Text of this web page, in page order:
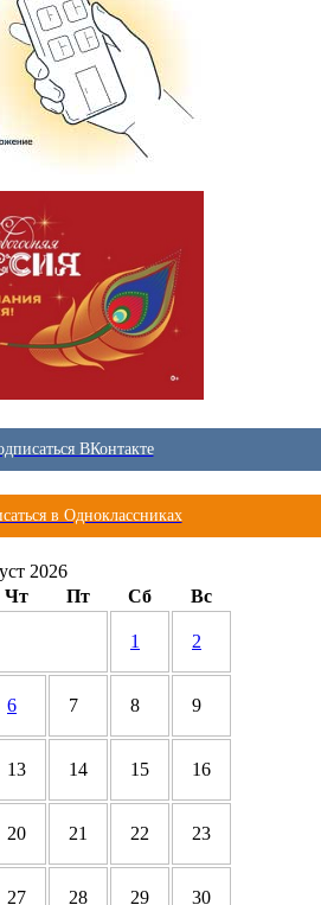
ВКонтакте
в Одноклассниках
2026
Чт Пт Сб Вс
1 2
6 7 8 9
13 14 15 16
20 21 22 23
27 28 29 30